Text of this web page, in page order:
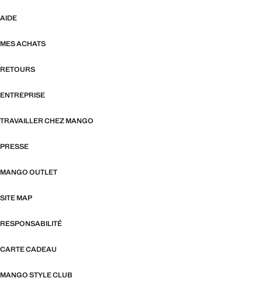
AIDE
MES ACHATS
RETOURS
ENTREPRISE
TRAVAILLER CHEZ MANGO
PRESSE
MANGO OUTLET
SITE MAP
RESPONSABILITÉ
CARTE CADEAU
MANGO STYLE CLUB